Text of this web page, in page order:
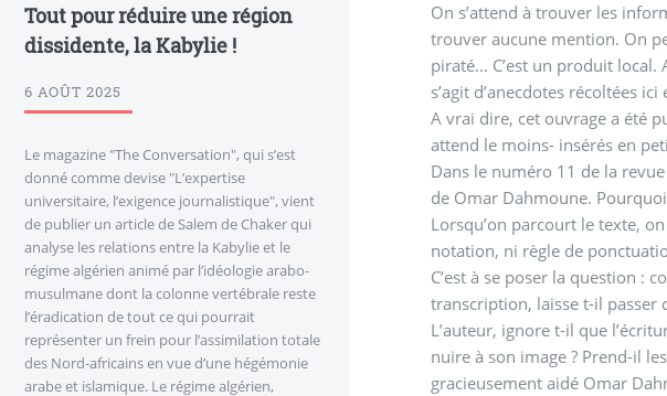
On s’attend à trouver les
trouver aucune mention. On
piraté... C’est un produit
s’agit d’anecdotes récoltées
A vrai dire, cet ouvrage a été
attend le moins- insérés en
Dans le numéro 11 de la
de Omar Dahmoune.
Lorsqu’on parcourt le texte,
notation, ni règle de
C’est à se poser la question :
transcription, laisse t-il passer
L’auteur, ignore t-il que
nuire à son image ? Prend-il
gracieusement aidé Omar
Tout pour réduire une région
dissidente, la Kabylie !
6 AOÛT 2025
Le magazine "The Conversation", qui s’est
donné comme devise "L’expertise
universitaire, l’exigence journalistique", vient
de publier un article de Salem de Chaker qui
analyse les relations entre la Kabylie et le
régime algérien animé par l’idéologie arabo-
musulmane dont la colonne vertébrale reste
l’éradication de tout ce qui pourrait
représenter un frein pour l’assimilation totale
des Nord-africains en vue d’une hégémonie
arabe et islamique. Le régime algérien,